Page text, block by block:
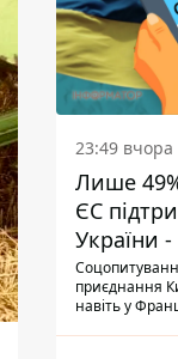
23:49 вчора
Лише
ЄС
України -
приєднання
навіть у